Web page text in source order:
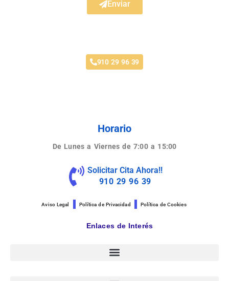
Enviar
910 29 96 39
Horario
De Lunes a Viernes de 7:00 a 15:00
Solicitar Cita Ahora!!
910 29 96 39
Aviso Legal Política de Privacidad Política de Cookies
Enlaces de Interés